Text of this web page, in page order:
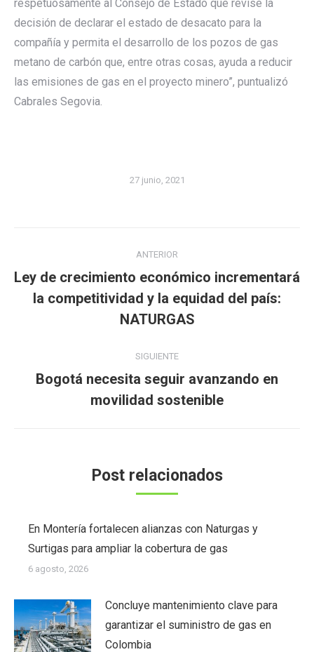
respetuosamente al Consejo de Estado que revise la
decisión de declarar el estado de desacato para la
compañía y permita el desarrollo de los pozos de gas
metano de carbón que, entre otras cosas, ayuda a reducir
las emisiones de gas en el proyecto minero”, puntualizó
Cabrales Segovia.
27 junio, 2021
entre
publicaciones
ANTERIOR
Publicación
anterior:
Ley de crecimiento económico incrementará
la competitividad y la equidad del país:
NATURGAS
SIGUIENTE
Publicación
siguiente:
Bogotá necesita seguir avanzando en
movilidad sostenible
Post relacionados
En Montería fortalecen alianzas con Naturgas y
Surtigas para ampliar la cobertura de gas
6 agosto, 2026
Concluye mantenimiento clave para
garantizar el suministro de gas en
Colombia